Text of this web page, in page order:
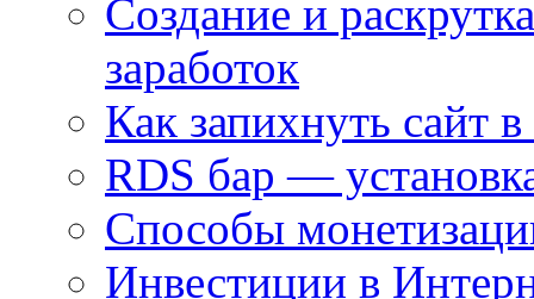
Создание и
заработок
Как запихнуть сайт
RDS бар —
Способы
Инвестиции в